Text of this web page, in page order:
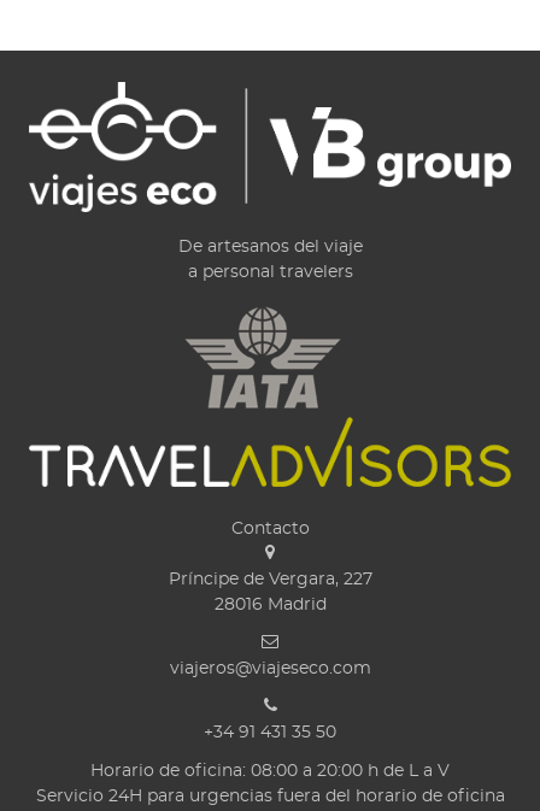
De artesanos del viaje
a personal travelers
Contacto
Príncipe de Vergara, 227
28016 Madrid
viajeros@viajeseco.com
+34 91 431 35 50
Horario de oficina: 08:00 a 20:00 h de L a V
Servicio 24H para urgencias fuera del horario de oficina